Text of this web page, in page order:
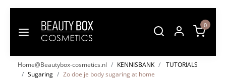
0
Home@Beautybox-cosmetics.nl KENNISBANK
TUTORIALS
Sugaring
Zo doe je body sugaring at home